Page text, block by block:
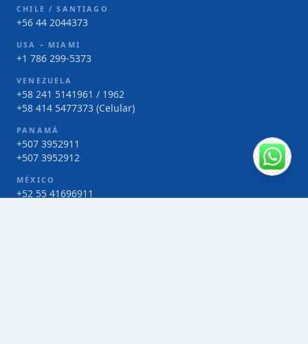
CHILE / SANTIAGO
+56 44 2044373
USA – MIAMI
+1 786 299-5373
VENEZUELA
+58 241 5141961 / 1962
+58 414 5477373 (Celular)
PANAMÁ
+507 3952911
+507 3952912
MÉXICO
+52 55 41696911